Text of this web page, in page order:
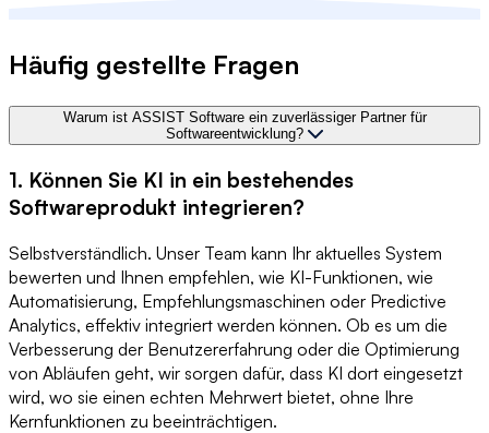
Häufig gestellte Fragen
Warum ist ASSIST Software ein zuverlässiger Partner für
Softwareentwicklung?
1. Können Sie KI in ein bestehendes
Softwareprodukt integrieren?
Selbstverständlich. Unser Team kann Ihr aktuelles System
bewerten und Ihnen empfehlen, wie KI-Funktionen, wie
Automatisierung, Empfehlungsmaschinen oder Predictive
Analytics, effektiv integriert werden können. Ob es um die
Verbesserung der Benutzererfahrung oder die Optimierung
von Abläufen geht, wir sorgen dafür, dass KI dort eingesetzt
wird, wo sie einen echten Mehrwert bietet, ohne Ihre
Kernfunktionen zu beeinträchtigen.